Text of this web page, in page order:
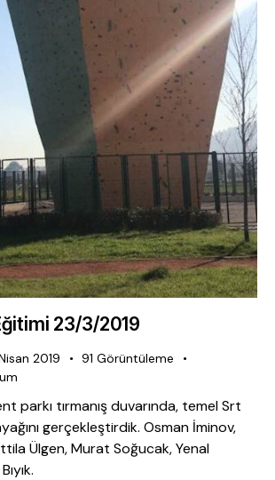
23/3/2019
2019 91 Görüntüleme
parkı tırmanış duvarında, temel Srt
gerçekleştirdik. Osman İminov,
Ülgen, Murat Soğucak, Yenal